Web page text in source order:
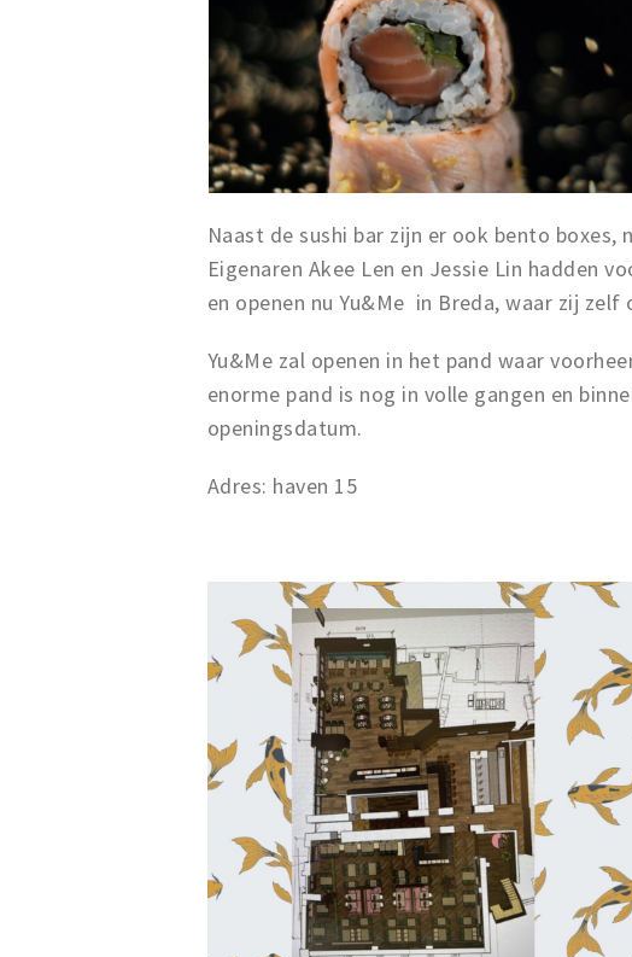
Naast de sushi bar zijn er ook bento
Eigenaren Akee Len en Jessie Lin hadden
en openen nu Yu&Me in Breda, waar zij
Yu&Me zal openen in het pand waar
enorme pand is nog in volle gangen en
openingsdatum.
Adres: haven 15